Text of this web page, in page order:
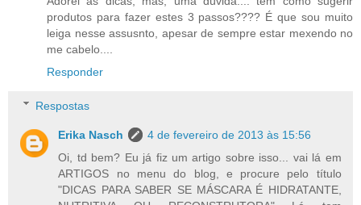
produtos para fazer estes 3 passos???? É que sou muito
leiga nesse assusnto, apesar de sempre estar mexendo no
me cabelo....
Responder
Respostas
Erika Nasch
4 de fevereiro de 2013 às 15:56
Oi, td bem? Eu já fiz um artigo sobre isso... vai lá em
ARTIGOS no menu do blog, e procure pelo título
"DICAS PARA SABER SE MÁSCARA É HIDRATANTE,